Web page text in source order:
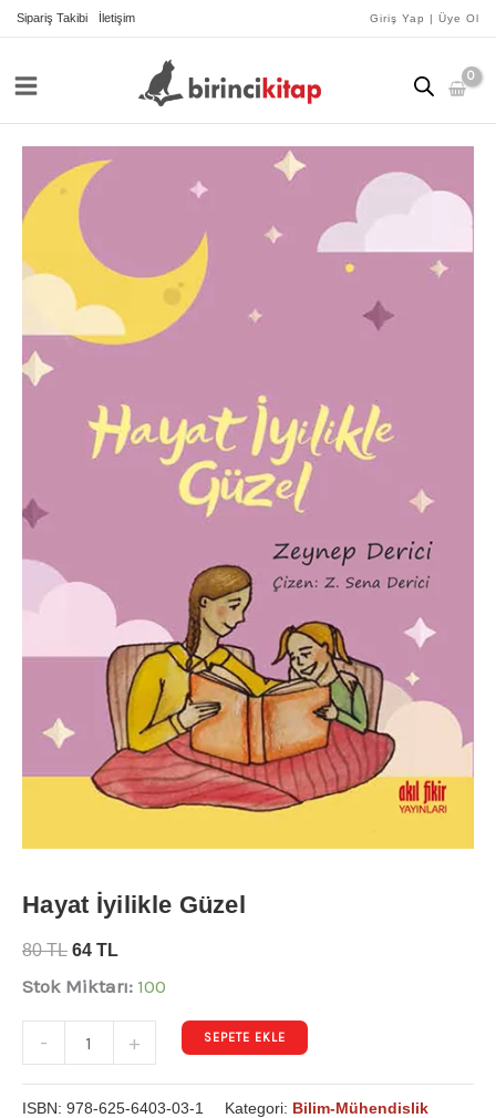
İçeriğe
Sipariş Takibi İletişim Giriş Yap | Üye Ol
Hayat İyilikle Güzel
80TL 64 TL
Stok Miktarı: 100
-
İyilikle
Güzel
+ SEPETE EKLE
ISBN: 978-625-6403-03-1 Kategori: Bilim-Mühendislik